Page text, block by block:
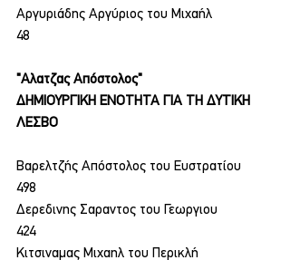
Αργυριάδης Αργύριος του Μιχαήλ
48
"Αλατζας Απόστολος"
ΔΗΜΙΟΥΡΓΙΚΗ ΕΝΟΤΗΤΑ ΓΙΑ ΤΗ ΔΥΤΙΚΗ
ΛΕΣΒΟ
Βαρελτζής Απόστολος του Ευστρατίου
498
Δερεδινης Σαραντος του Γεωργιου
424
Κιτσιναμας Μιχαηλ του Περικλή